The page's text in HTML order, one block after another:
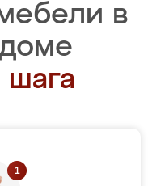
в
шага